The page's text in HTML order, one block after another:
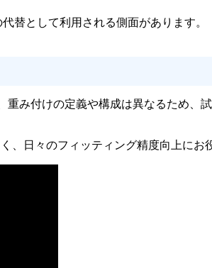
替として利用される側面があります。
み付けの定義や構成は異なるため、
、日々のフィッティング精度向上にお